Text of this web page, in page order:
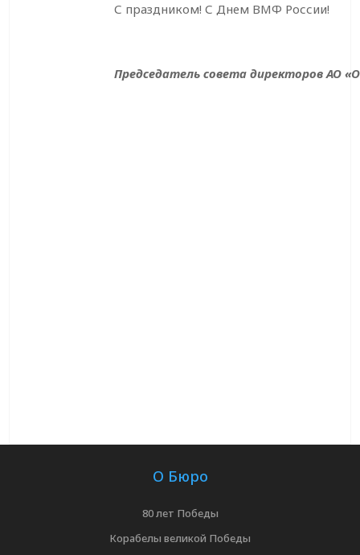
С праздником! С Днем ВМФ России!
Председатель совета директоров АО
О Бюро
80 лет Победы
Корабелы великой Победы